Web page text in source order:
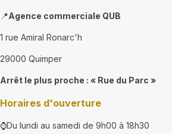
📍Agence commerciale QUB
1 rue Amiral Ronarc'h
29000 Quimper
Arrêt le plus proche : « Rue du Parc »
Horaires d'ouverture
⌚Du lundi au samedi de 9h00 à 18h30